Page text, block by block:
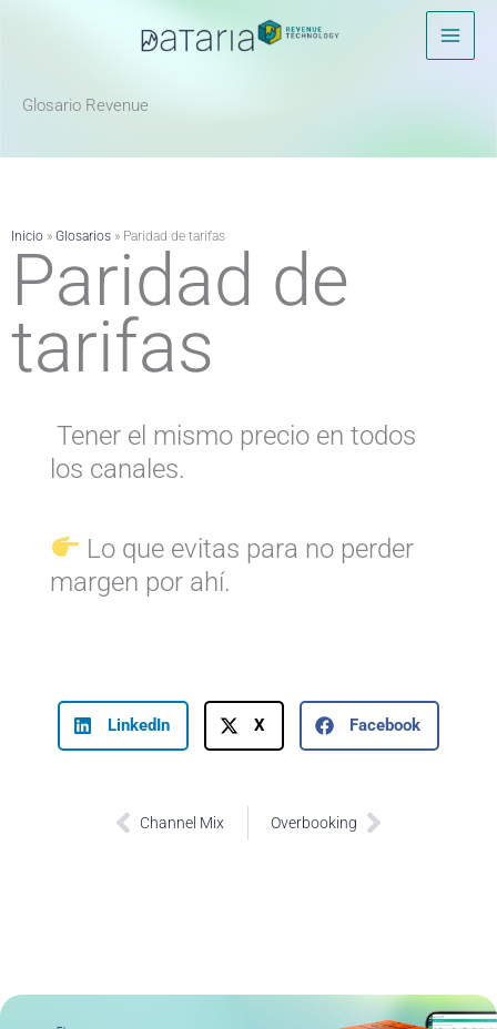
Glosario Revenue ​
Inicio » Glosarios » Paridad de tarifas
Paridad de
tarifas
Tener el mismo precio en todos
los canales.
Lo que evitas para no perder
margen por ahí.
LinkedIn X Facebook
Channel Mix Overbooking